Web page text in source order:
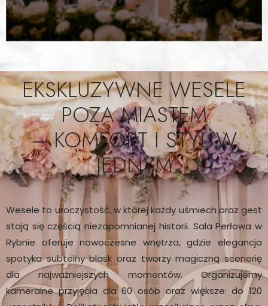
EKSKLUZYWNE WESELE
POZA MIASTEM
– KOMFORT I STYL W
JEDNYM
Wesele to uroczystość, w której każdy uśmiech oraz gest
stają się częścią niezapomnianej historii. Sala Perłowa w
Rybnie oferuje nowoczesne wnętrza, gdzie elegancja
spotyka subtelny blask oraz tworzy magiczną scenerię
dla najważniejszych momentów. Organizujemy
kameralne przyjęcia dla 60 osób oraz większe: do 120